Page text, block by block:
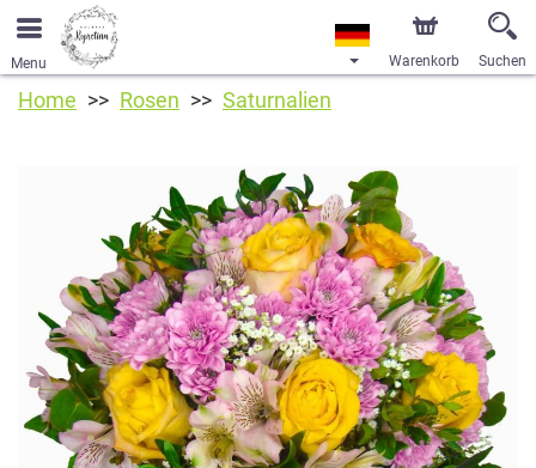
Menu Warenkorb Suchen
Home Rosen Saturnalien